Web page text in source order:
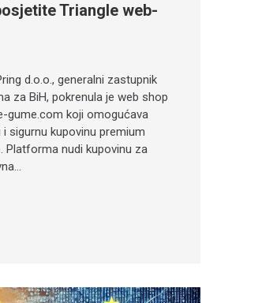
Triangle web-
d.o.o., generalni zastupnik
za BiH, pokrenula je web shop
gume.com koji omogućava
sigurnu kupovinu premium
Platforma nudi kupovinu za